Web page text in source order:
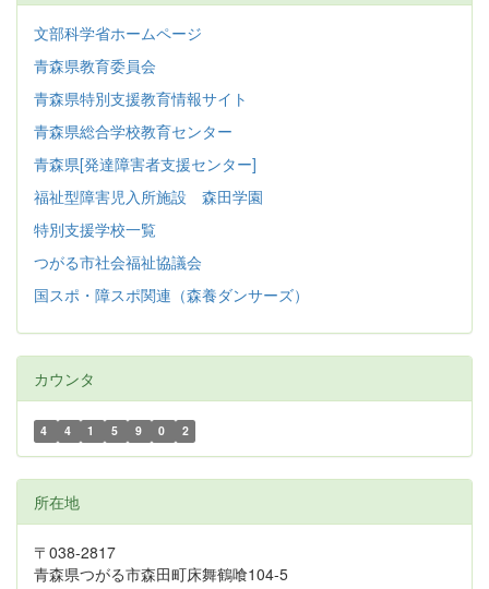
文部科学省ホームページ
青森県教育委員会
青森県特別支援教育情報サイト
青森県総合学校教育センター
青森県[発達障害者支援センター]
福祉型障害児入所施設 森田学園
特別支援学校一覧
つがる市社会福祉協議会
国スポ・障スポ関連（森養ダンサーズ）
カウンタ
4 4 1 5 9 0 2
所在地
〒038-2817
青森県つがる市森田町床舞鶴喰104-5